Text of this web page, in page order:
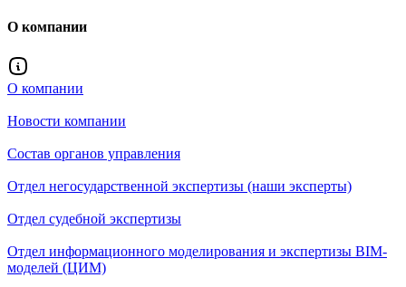
О компании
О компании
Новости компании
Состав органов управления
Отдел негосударственной экспертизы (наши эксперты)
Отдел судебной экспертизы
Отдел информационного моделирования и экспертизы BIM-
моделей (ЦИМ)